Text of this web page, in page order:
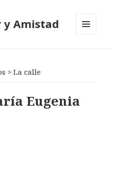
y Amistad
>La calle
Eugenia